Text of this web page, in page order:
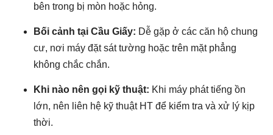
bên trong bị mòn hoặc hỏng.
Bối cảnh tại Cầu Giấy: Dễ gặp ở các căn hộ chung
cư, nơi máy đặt sát tường hoặc trên mặt phẳng
không chắc chắn.
Khi nào nên gọi kỹ thuật: Khi máy phát tiếng ồn
lớn, nên liên hệ kỹ thuật HT để kiểm tra và xử lý kịp
thời.